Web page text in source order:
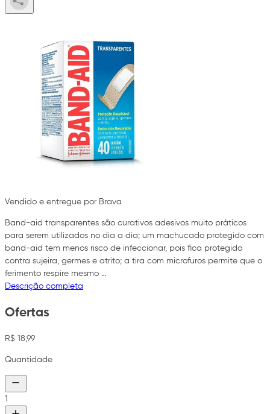
Vendido e entregue por Brava
Band-aid transparentes são curativos adesivos muito práticos
para serem utilizados no dia a dia; um machucado protegido com
band-aid tem menos risco de infeccionar, pois fica protegido
contra sujeira, germes e atrito; a tira com microfuros permite que o
ferimento respire mesmo …
Descrição completa
Ofertas
R$ 18,99
Quantidade
1